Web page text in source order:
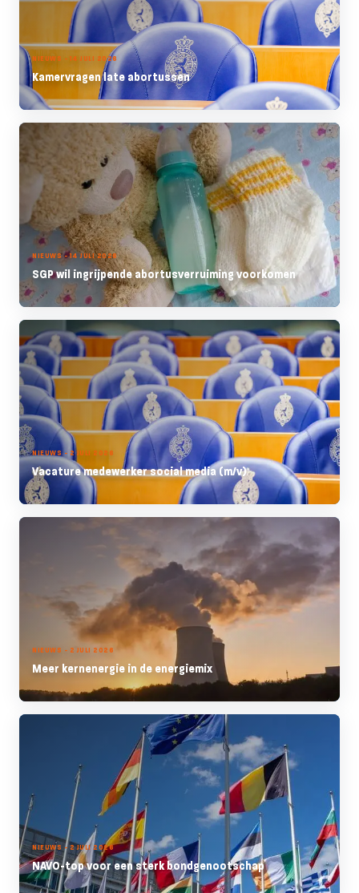
NIEUWS - 14 JULI 2026
Kamervragen late abortussen
NIEUWS - 14 JULI 2026
SGP wil ingrijpende abortusverruiming voorkomen
NIEUWS - 2 JULI 2026
Vacature medewerker social media (m/v)
NIEUWS - 2 JULI 2026
Meer kernenergie in de energiemix
NIEUWS - 2 JULI 2026
NAVO-top voor een sterk bondgenootschap